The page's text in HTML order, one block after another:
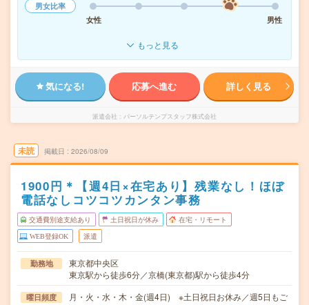
男女比率
女性
男性
もっと見る
気になる! 応募へ進む 詳しく見る
派遣会社 パーソルテンプスタッフ株式会社
未読 掲載日 2026/08/09
1900円＊【週4日×在宅あり】残業なし！ほぼ
電話なしコツコツカンタン事務
交通費別途支給あり 土日祝日が休み 在宅・リモート
WEB登録OK 派遣
勤務地
東京都中央区
東京駅から徒歩6分／京橋(東京都)駅から徒歩4分
曜日頻度
月・火・水・木・金(週4日) ※土日祝日お休み／週5日もご